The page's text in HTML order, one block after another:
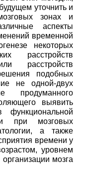
уточнить и
зонах и
аспекты
временной
некоторых
расстройств
расстройств
подобных
не одной-двух
продуманного
выявить
функциональной
при мозговых
а также
времени у
уровнем
мозга